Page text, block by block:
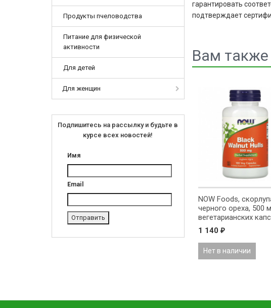
Продукты пчеловодства
Питание для физической
активности
Для детей
Для женщин
Подпишитесь на рассылку и будьте в
курсе всех новостей!
Имя
Email
гарантировать
подтверждает
Вам
NOW Foods,
черного ореха, 500
вегетарианских
1 140 ₽
Нет в наличии